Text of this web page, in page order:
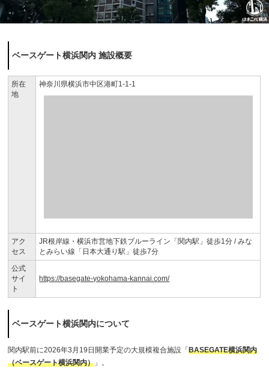
ベースゲート横浜関内 施設概要
所在
地
神奈川県横浜市中区港町1-1-1
アク
セス
JR根岸線・横浜市営地下鉄ブルーライン「関内駅」徒歩1分 / みな
とみらい線「日本大通り駅」徒歩7分
公式
サイ
ト
https://basegate-yokohama-kannai.com/
ベースゲート横浜関内について
関内駅前に2026年3月19日開業予定の大規模複合施設「BASEGATE横浜関内
（ベースゲート横浜関内） 」。